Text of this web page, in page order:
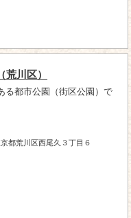
荒川区）
る都市公園（街区公園）で
都荒川区西尾久３丁目６